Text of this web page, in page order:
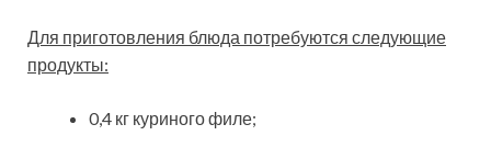
Для приготовления блюда потребуются следующие
продукты:
0,4 кг куриного филе;